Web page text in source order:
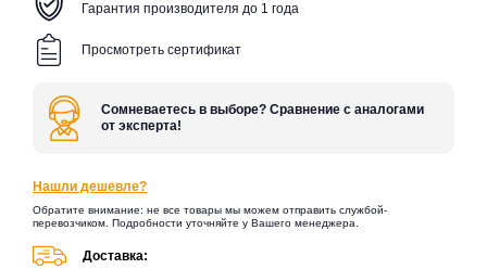
Гарантия производителя до 1 года
Просмотреть сертификат
Сомневаетесь в выборе? Сравнение с аналогами
от эксперта!
Нашли дешевле?
Обратите внимание: не все товары мы можем отправить службой-
перевозчиком. Подробности уточняйте у Вашего менеджера.
Доставка: